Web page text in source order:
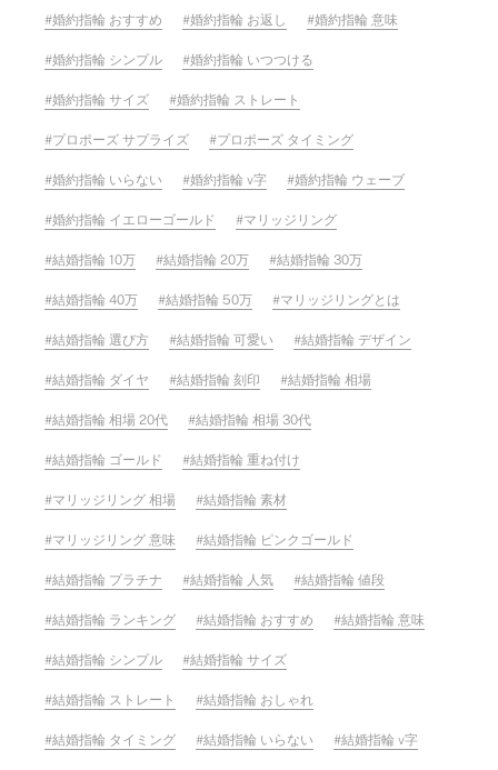
婚約指輪 おすすめ 婚約指輪 お返し 婚約指輪 意味
婚約指輪 シンプル 婚約指輪 いつつける
婚約指輪 サイズ 婚約指輪 ストレート
プロポーズ サプライズ プロポーズ タイミング
婚約指輪 いらない 婚約指輪 v字 婚約指輪 ウェーブ
婚約指輪 イエローゴールド マリッジリング
結婚指輪 10万 結婚指輪 20万 結婚指輪 30万
結婚指輪 40万 結婚指輪 50万 マリッジリングとは
結婚指輪 選び方 結婚指輪 可愛い 結婚指輪 デザイン
結婚指輪 ダイヤ 結婚指輪 刻印 結婚指輪 相場
結婚指輪 相場 20代 結婚指輪 相場 30代
結婚指輪 ゴールド 結婚指輪 重ね付け
マリッジリング 相場 結婚指輪 素材
マリッジリング 意味 結婚指輪 ピンクゴールド
結婚指輪 プラチナ 結婚指輪 人気 結婚指輪 値段
結婚指輪 ランキング 結婚指輪 おすすめ 結婚指輪 意味
結婚指輪 シンプル 結婚指輪 サイズ
結婚指輪 ストレート 結婚指輪 おしゃれ
結婚指輪 タイミング 結婚指輪 いらない 結婚指輪 v字